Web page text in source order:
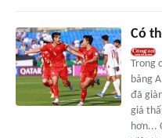
Có
Trong
bảng
đã
giá
hơn...